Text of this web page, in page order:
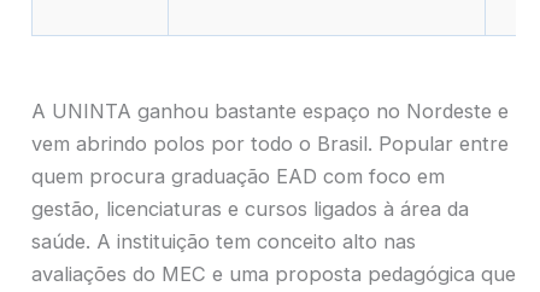
A UNINTA ganhou bastante espaço no Nordeste e
vem abrindo polos por todo o Brasil. Popular entre
quem procura graduação EAD com foco em
gestão, licenciaturas e cursos ligados à área da
saúde. A instituição tem conceito alto nas
avaliações do MEC e uma proposta pedagógica que